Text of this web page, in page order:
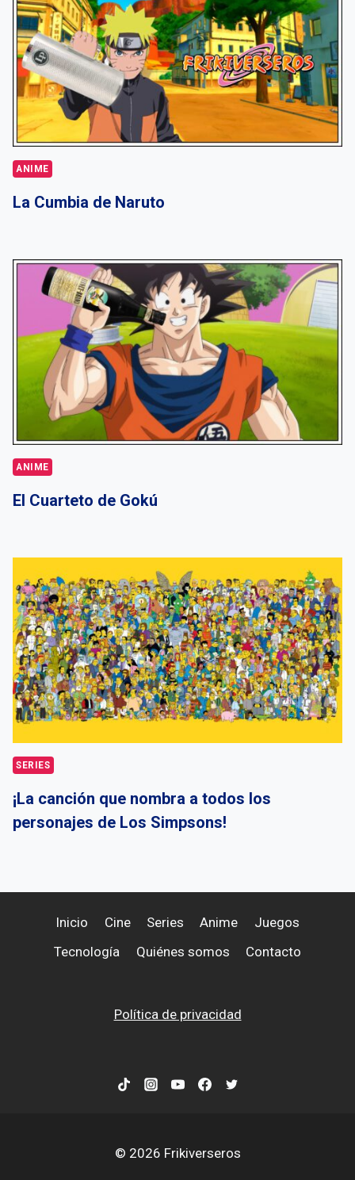
ANIME
La Cumbia de Naruto
ANIME
El Cuarteto de Gokú
SERIES
¡La canción que nombra a todos los
personajes de Los Simpsons!
Inicio Cine Series Anime
Juegos
Tecnología
Quiénes somos Contacto
Política de privacidad
© 2026 Frikiverseros